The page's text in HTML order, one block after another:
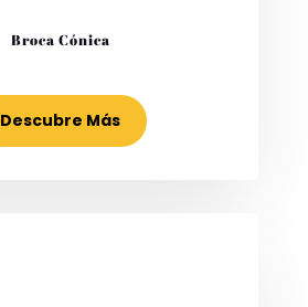
Broca Cónica
Descubre Más